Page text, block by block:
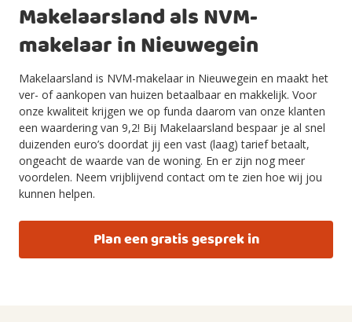
Makelaarsland als NVM-
makelaar in Nieuwegein
Makelaarsland is NVM-makelaar in Nieuwegein en maakt het
ver- of aankopen van huizen betaalbaar en makkelijk. Voor
onze kwaliteit krijgen we op funda daarom van onze klanten
een waardering van 9,2! Bij Makelaarsland bespaar je al snel
duizenden euro’s doordat jij een vast (laag) tarief betaalt,
ongeacht de waarde van de woning. En er zijn nog meer
voordelen. Neem vrijblijvend contact om te zien hoe wij jou
kunnen helpen.
Plan een gratis gesprek in